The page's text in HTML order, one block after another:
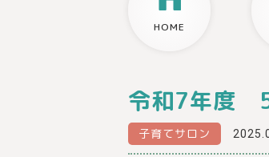
HOME
令和7年度
子育てサロン